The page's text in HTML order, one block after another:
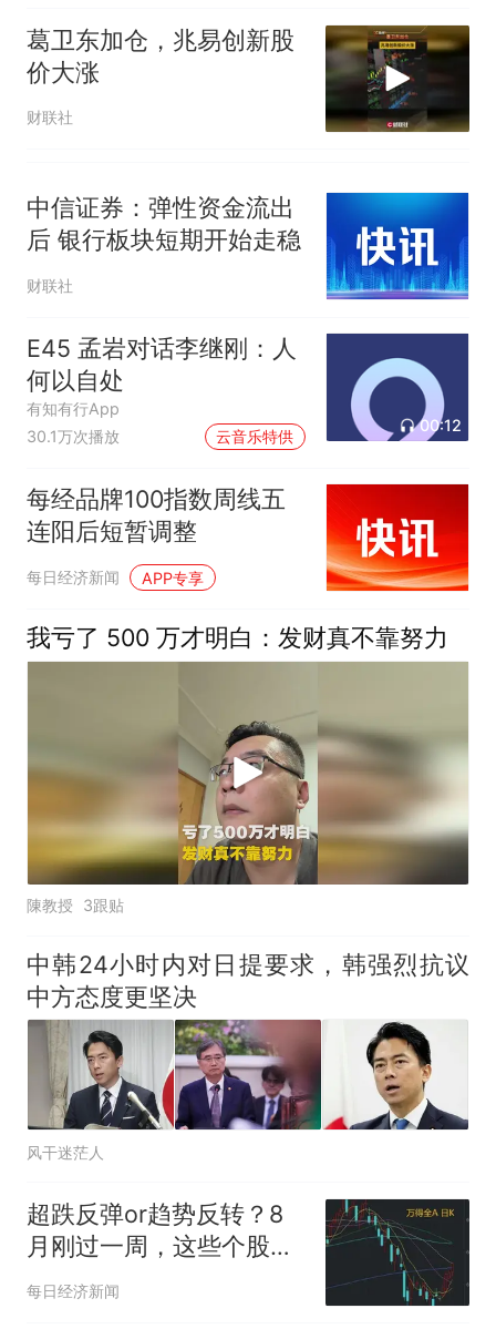
葛卫东加仓，兆易创新股
价大涨
财联社
中信证券：弹性资金流出
后 银行板块短期开始走稳
财联社
E45 孟岩对话李继刚：人
何以自处
有知有行App
30.1万次播放
云音乐特供
00:12
每经品牌100指数周线五
连阳后短暂调整
每日经济新闻 APP专享
我亏了 500 万才明白：发财真不靠努力
陳教授 3跟贴
中韩24小时内对日提要求，韩强烈抗议
中方态度更坚决
风干迷茫人
超跌反弹or趋势反转？8
月刚过一周，这些个股已
率先反包7月跌幅（附名
每日经济新闻